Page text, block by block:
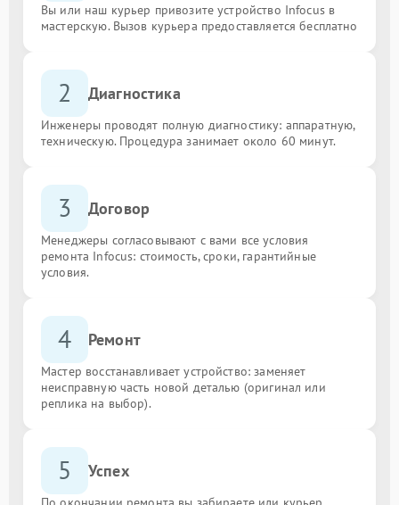
Вы или наш курьер привозите устройство Infocus в
мастерскую. Вызов курьера предоставляется бесплатно
2 Диагностика
Инженеры проводят полную диагностику: аппаратную,
техническую. Процедура занимает около 60 минут.
3 Договор
Менеджеры согласовывают с вами все условия
ремонта Infocus: стоимость, сроки, гарантийные
условия.
4 Ремонт
Мастер восстанавливает устройство: заменяет
неисправную часть новой деталью (оригинал или
реплика на выбор).
5 Успех